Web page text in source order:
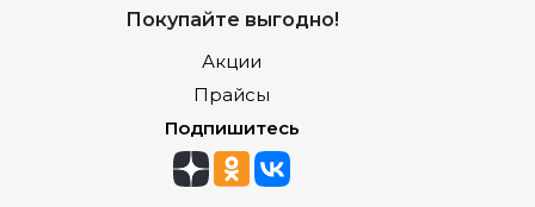
Покупайте выгодно!
Акции
Прайсы
Подпишитесь